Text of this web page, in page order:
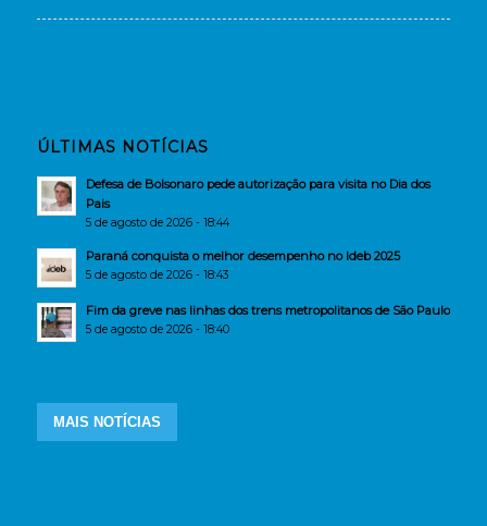
ÚLTIMAS NOTÍCIAS
Defesa de Bolsonaro pede autorização para visita no Dia dos
Pais
5 de agosto de 2026 - 18:44
Paraná conquista o melhor desempenho no Ideb 2025
5 de agosto de 2026 - 18:43
Fim da greve nas linhas dos trens metropolitanos de São Paulo
5 de agosto de 2026 - 18:40
MAIS NOTÍCIAS